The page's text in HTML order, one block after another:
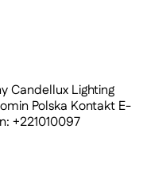
Candellux Lighting
Polska Kontakt E-
+221010097